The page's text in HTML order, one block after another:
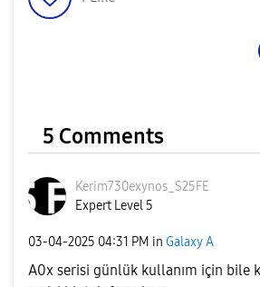
5 Comments
Kerim730exynos_ S25FE
Expert Level 5
‎03-04-2025 04:31 PM in Galaxy A
A0x serisi günlük kullanım için bile